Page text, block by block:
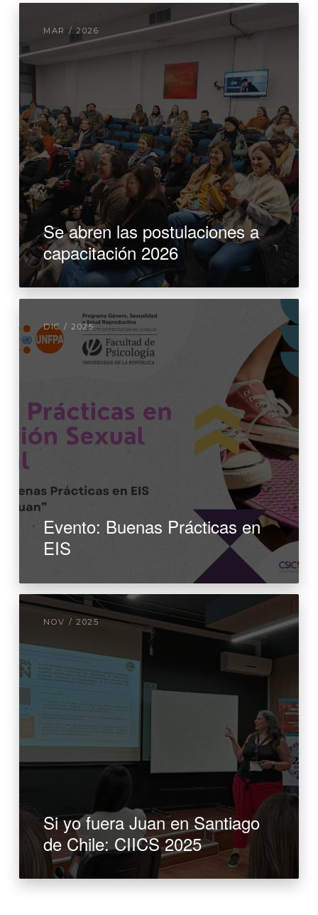
MAR / 2026
Se abren las postulaciones a
capacitación 2026
DIC / 2025
Evento: Buenas Prácticas en
EIS
NOV / 2025
Si yo fuera Juan en Santiago
de Chile: CIICS 2025